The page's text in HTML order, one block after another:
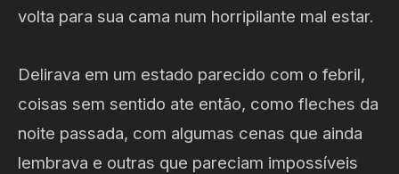
volta para sua cama num horripilante mal estar.
Delirava em um estado parecido com o febril,
coisas sem sentido ate então, como fleches da
noite passada, com algumas cenas que ainda
lembrava e outras que pareciam impossíveis